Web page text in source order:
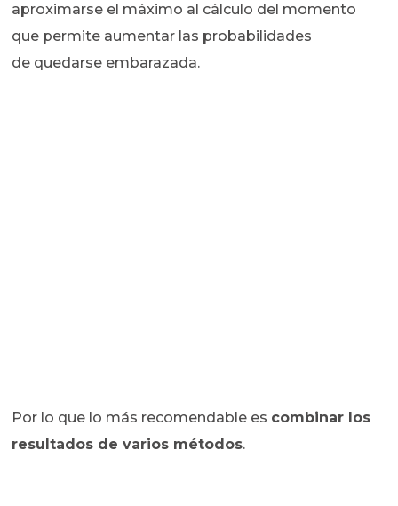
aproximarse el máximo al cálculo del momento
que permite aumentar las probabilidades
de quedarse embarazada.
Por lo que lo más recomendable es combinar los
resultados de varios métodos.